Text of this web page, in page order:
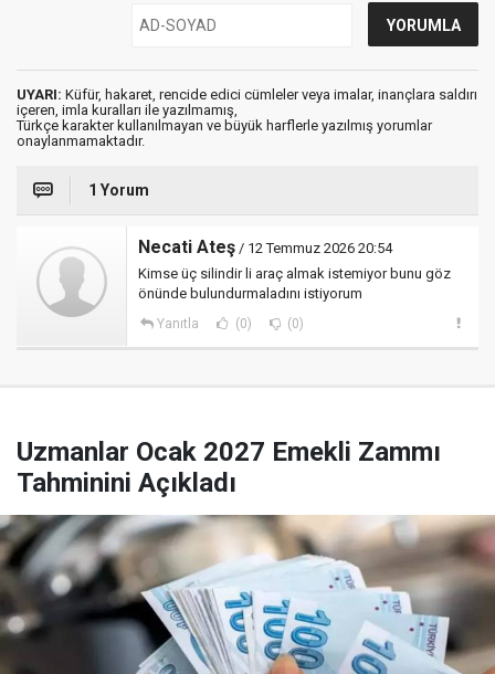
UYARI: Küfür, hakaret, rencide edici cümleler veya imalar, inançlara saldırı
içeren, imla kuralları ile yazılmamış,
Türkçe karakter kullanılmayan ve büyük harflerle yazılmış yorumlar
onaylanmamaktadır.
1 Yorum
Necati Ateş / 12 Temmuz 2026 20:54
Kimse üç silindir li araç almak istemiyor bunu göz
önünde bulundurmaladını istiyorum
Yanıtla (0) (0)
Uzmanlar Ocak 2027 Emekli Zammı
Tahminini Açıkladı